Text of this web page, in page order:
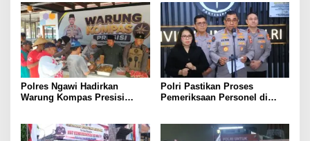
Polres Ngawi Hadirkan
Warung Kompas Presisi
Polri Pastikan Proses
Pemeriksaan Personel di